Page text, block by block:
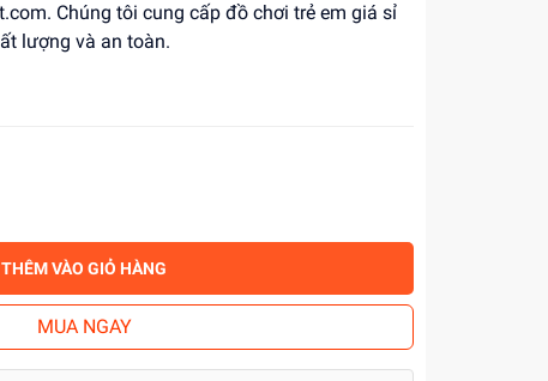
Chúng tôi cung cấp đồ chơi trẻ em giá sỉ
lượng và an toàn.
THÊM VÀO GIỎ HÀNG
MUA NGAY